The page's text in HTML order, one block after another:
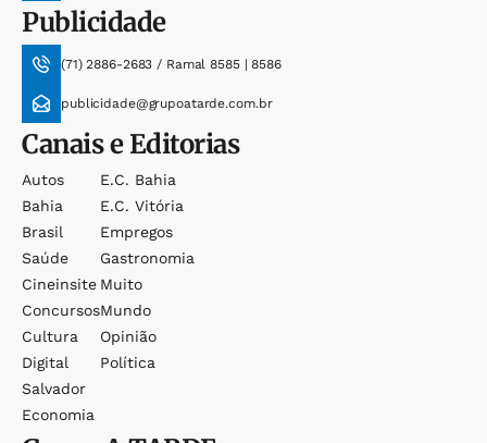
Publicidade
(71) 2886-2683 / Ramal 8585 | 8586
publicidade@grupoatarde.com.br
Canais e Editorias
Autos
Bahia
Brasil
Saúde
Cineinsite
Concursos
Cultura
Digital
Salvador
Economia
E.c. Bahia
E.c. Vitória
Empregos
Gastronomia
Muito
Mundo
Opinião
Política